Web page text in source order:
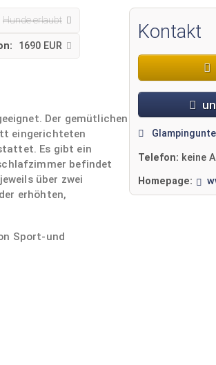
Hunde erlaubt
1690 EUR
Der gemütlichen
eingerichteten
Es gibt ein
befindet
über zwei
erhöhten,
Sport-und
„Glücklicher
Blumen und
die Mini-Gokartbahn,
Möglichkeiten Ihren
es mehrere
Kontakt
Telefon: keine
Homepage: